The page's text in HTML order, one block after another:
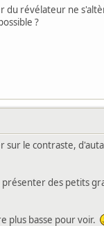
du révélateur ne
?
le contraste,
des petits
plus basse pour voir.